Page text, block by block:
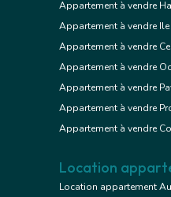
Appartement à vendre
Appartement à vendre Ile
Appartement à vendre
Appartement à vendre
Appartement à vendre
Appartement à vendre
Appartement à vendre
Location
Location appartement